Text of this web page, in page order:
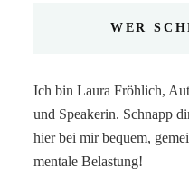
WER
Ich bin Laura Fröhlich,
und Speakerin. Schnapp
hier bei mir bequem,
mentale Belastung!